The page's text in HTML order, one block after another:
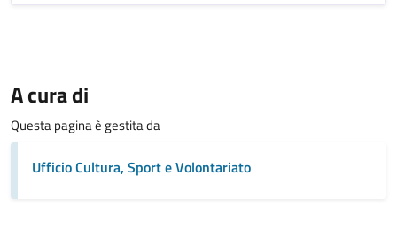
A cura di
Questa pagina è gestita da
Ufficio Cultura, Sport e Volontariato